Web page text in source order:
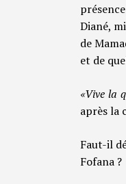
Diané,
de
et de
«Vive la
après la
Faut-il
Fofana ?